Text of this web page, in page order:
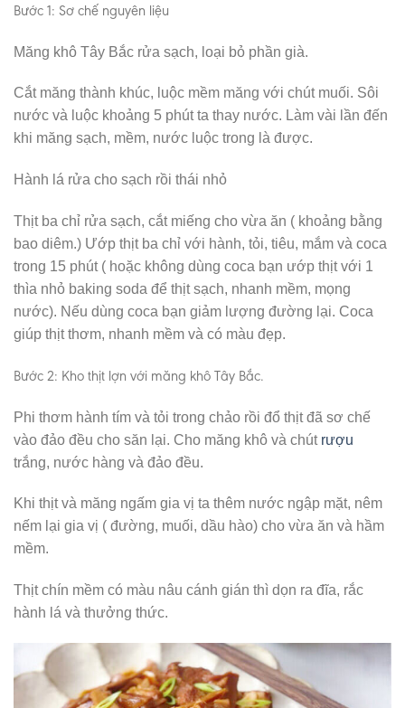
Bước 1: Sơ chế nguyên liệu
Măng khô Tây Bắc rửa sạch, loại bỏ phần già.
Cắt măng thành khúc, luộc mềm măng với chút muối. Sôi
nước và luộc khoảng 5 phút ta thay nước. Làm vài lần đến
khi măng sạch, mềm, nước luộc trong là được.
Hành lá rửa cho sạch rồi thái nhỏ
Thịt ba chỉ rửa sạch, cắt miếng cho vừa ăn ( khoảng bằng
bao diêm.) Ướp thịt ba chỉ với hành, tỏi, tiêu, mắm và coca
trong 15 phút ( hoặc không dùng coca bạn ướp thịt với 1
thìa nhỏ baking soda để thịt sạch, nhanh mềm, mọng
nước). Nếu dùng coca bạn giảm lượng đường lại. Coca
giúp thịt thơm, nhanh mềm và có màu đẹp.
Bước 2: Kho thịt lợn với măng khô Tây Bắc.
Phi thơm hành tím và tỏi trong chảo rồi đổ thịt đã sơ chế
vào đảo đều cho săn lại. Cho măng khô và chút rượu
trắng, nước hàng và đảo đều.
Khi thịt và măng ngấm gia vị ta thêm nước ngập mặt, nêm
nếm lại gia vị ( đường, muối, dầu hào) cho vừa ăn và hầm
mềm.
Thịt chín mềm có màu nâu cánh gián thì dọn ra đĩa, rắc
hành lá và thưởng thức.